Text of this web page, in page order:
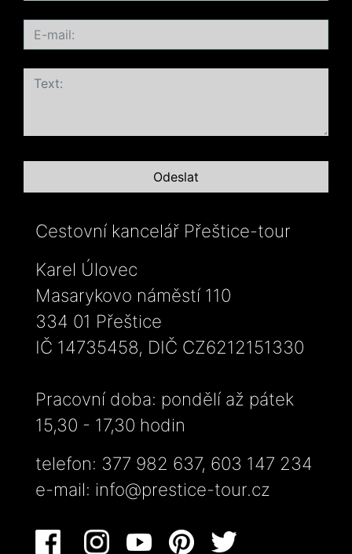
Cestovní kancelář Přeštice-tour
Karel Úlovec
Masarykovo náměstí 110
334 01 Přeštice
IČ 14735458, DIČ CZ6212151330
Pracovní doba: pondělí až pátek
15,30 - 17,30 hodin
telefon: 377 982 637, 603 147 234
e-mail: info@prestice-tour.cz